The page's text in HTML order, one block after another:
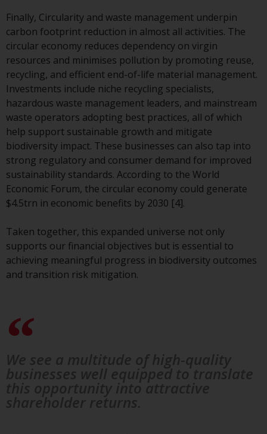
Ländern verteilt, in denen eine
solche Verteilung gegen lokale
Gesetze oder Vorschriften
verstoßen würde.
Informationen für Anleger in den
USA
Diese Website ist weder ein
Angebot zum Verkauf noch eine
Aufforderung zur Beteiligung an
privaten oder registrierten
angeboten werden.
Zu den Fonds im US-Bereich der
Website gehören Produkte, die
Finally, Circularity and waste management underpin
carbon footprint reduction in almost all activities. The
circular economy reduces dependency on virgin
resources and minimises pollution by promoting reuse,
recycling, and efficient end-of-life material management.
Investments include niche recycling specialists,
hazardous waste management leaders, and mainstream
waste operators adopting best practices, all of which
help support sustainable growth and mitigate
biodiversity impact. These businesses can also tap into
strong regulatory and consumer demand for improved
sustainability standards. According to the World
Economic Forum, the circular economy could generate
$4.5trn in economic benefits by 2030 [4].
Taken together, this expanded universe not only
supports our financial objectives but is essential to
achieving meaningful progress in biodiversity outcomes
and transition risk mitigation.